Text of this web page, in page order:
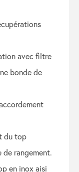
bonde de
rangement.